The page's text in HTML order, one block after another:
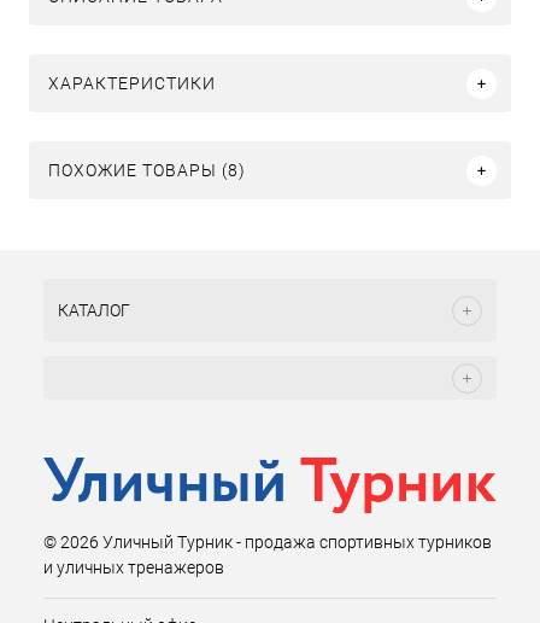
ХАРАКТЕРИСТИКИ
ПОХОЖИЕ ТОВАРЫ (8)
КАТАЛОГ
© 2026 Уличный Турник - продажа спортивных турников
и уличных тренажеров